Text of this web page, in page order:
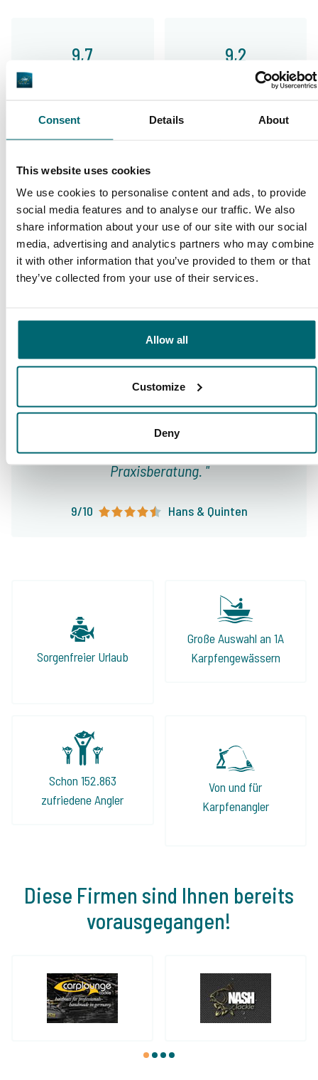
Consent Details About
This website uses cookies
We use cookies to personalise content and ads, to provide
social media features and to analyse our traffic. We also
share information about your use of our site with our social
media, advertising and analytics partners who may combine
it with other information that you’ve provided to them or that
they’ve collected from your use of their services.
Allow all
Customize
Deny
9,7 9,2
Von unseren Kunden
Praxisberatung.
9/10 Hans & Quinten
9,4
Unser Angebot
9,3
Betreuung
Sorgenfreier Urlaub
Große Auswahl an 1A
Karpfengewässern
Schon 152.863
zufriedene Angler
Von und für
Karpfenangler
Diese Firmen sind Ihnen bereits
vorausgegangen!
1 2 3 4